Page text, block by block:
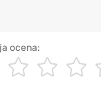
ocena: